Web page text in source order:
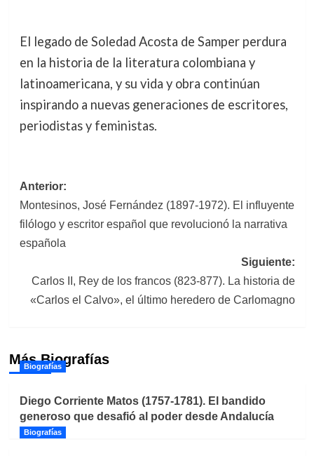
El legado de Soledad Acosta de Samper perdura
en la historia de la literatura colombiana y
latinoamericana, y su vida y obra continúan
inspirando a nuevas generaciones de escritores,
periodistas y feministas.
Navegación
de
entradas
Anterior:
Montesinos, José Fernández (1897-1972). El influyente
filólogo y escritor español que revolucionó la narrativa
española
Siguiente:
Carlos II, Rey de los francos (823-877). La historia de
«Carlos el Calvo», el último heredero de Carlomagno
Más Biografías
Biografías
Diego Corriente Matos (1757-1781). El bandido
generoso que desafió al poder desde Andalucía
Biografías